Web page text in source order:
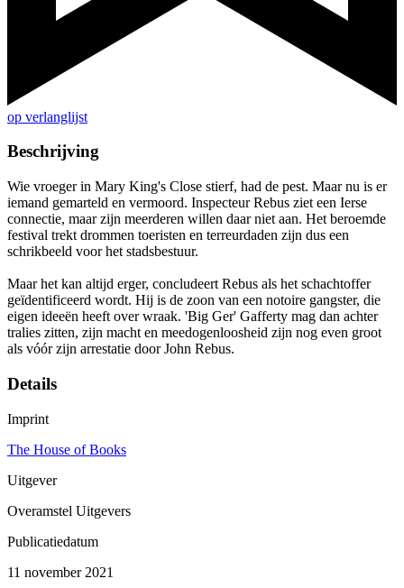
op verlanglijst
Beschrijving
Wie vroeger in Mary King's Close stierf, had de pest. Maar nu is er
iemand gemarteld en vermoord. Inspecteur Rebus ziet een Ierse
connectie, maar zijn meerderen willen daar niet aan. Het beroemde
festival trekt drommen toeristen en terreurdaden zijn dus een
schrikbeeld voor het stadsbestuur.
Maar het kan altijd erger, concludeert Rebus als het schachtoffer
geïdentificeerd wordt. Hij is de zoon van een notoire gangster, die
eigen ideeën heeft over wraak. 'Big Ger' Gafferty mag dan achter
tralies zitten, zijn macht en meedogenloosheid zijn nog even groot
als vóór zijn arrestatie door John Rebus.
Details
Imprint
The House of Books
Uitgever
Overamstel Uitgevers
Publicatiedatum
11 november 2021